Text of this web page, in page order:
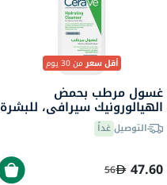
أقل سعرمن 30 يوم
غسول مرطب بحمض
الهيالورونيك سيرافي، للبشرة
العادية إلى الجافة، 236 مل
التوصيلغداً
47.60
56